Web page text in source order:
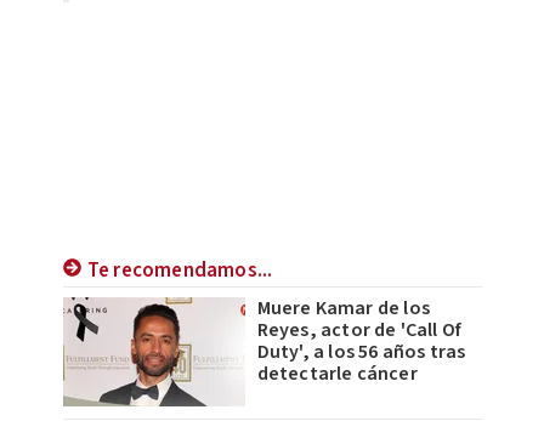
Te recomendamos...
Muere Kamar de los
Reyes, actor de 'Call Of
Duty', a los 56 años tras
detectarle cáncer